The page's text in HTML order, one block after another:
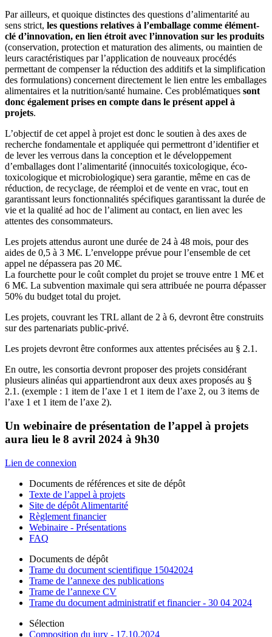
Par ailleurs, et quoique distinctes des questions d’alimentarité au
sens strict, les questions relatives à l’emballage comme élément-
clé d’innovation, en lien étroit avec l’innovation sur les produits
(conservation, protection et maturation des aliments, ou maintien de
leurs caractéristiques par l’application de nouveaux procédés
permettant de compenser la réduction des additifs et la simplification
des formulations) concernent directement le lien entre les emballages
alimentaires et la nutrition/santé humaine. Ces problématiques sont
donc également prises en compte dans le présent appel à
projets.
L’objectif de cet appel à projet est donc le soutien à des axes de
recherche fondamentale et appliquée qui permettront d’identifier et
de lever les verrous dans la conception et le développement
d’emballages dont l’alimentarité (innocuités toxicologique, éco-
toxicologique et microbiologique) sera garantie, même en cas de
réduction, de recyclage, de réemploi et de vente en vrac, tout en
garantissant leurs fonctionnalités spécifiques garantissant la durée de
vie et la qualité ad hoc de l’aliment au contact, en lien avec les
attentes des consommateurs.
Les projets attendus auront une durée de 24 à 48 mois, pour des
aides de 0,5 à 3 M€. L’enveloppe prévue pour l’ensemble de cet
appel ne dépassera pas 20 M€.
La fourchette pour le coût complet du projet se trouve entre 1 M€ et
6 M€. La subvention maximale qui sera attribuée ne pourra dépasser
50% du budget total du projet.
Les projets, couvrant les TRL allant de 2 à 6, devront être construits
sur des partenariats public-privé.
Les projets devront être conformes aux attentes précisées au § 2.1.
En outre, les consortia devront proposer des projets considérant
plusieurs alinéas qui appartiendront aux deux axes proposés au §
2.1. (exemple : 1 item de l’axe 1 et 1 item de l’axe 2, ou 3 items de
l’axe 1 et 1 item de l’axe 2).
Un webinaire de présentation de l’appel à projets
aura lieu le 8 avril 2024 à 9h30
Lien de connexion
Documents de références et site de dépôt
Texte de l’appel à projets
Site de dépôt Alimentarité
Règlement financier
Webinaire - Présentations
FAQ
Documents de dépôt
Trame du document scientifique 15042024
Trame de l’annexe des publications
Trame de l’annexe CV
Trame du document administratif et financier - 30 04 2024
Sélection
Composition du jury - 17.10.2024